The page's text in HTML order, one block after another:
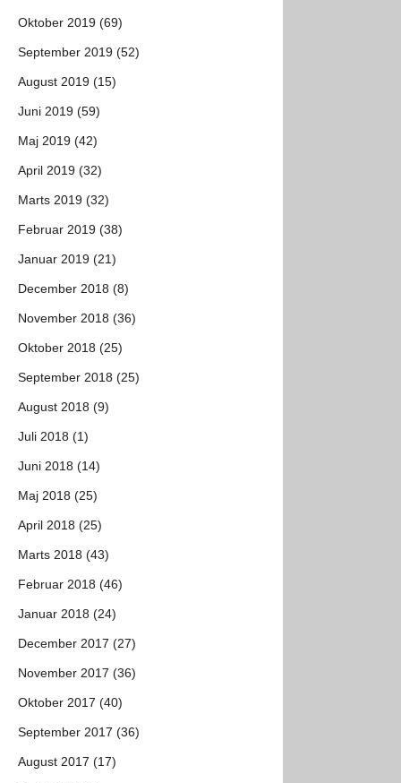
Oktober 2019 (69)
September 2019 (52)
August 2019 (15)
Juni 2019 (59)
Maj 2019 (42)
April 2019 (32)
Marts 2019 (32)
Februar 2019 (38)
Januar 2019 (21)
December 2018 (8)
November 2018 (36)
Oktober 2018 (25)
September 2018 (25)
August 2018 (9)
Juli 2018 (1)
Juni 2018 (14)
Maj 2018 (25)
April 2018 (25)
Marts 2018 (43)
Februar 2018 (46)
Januar 2018 (24)
December 2017 (27)
November 2017 (36)
Oktober 2017 (40)
September 2017 (36)
August 2017 (17)